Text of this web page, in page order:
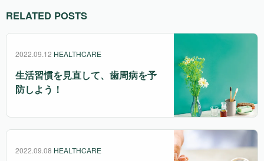
RELATED POSTS
2022.09.12 HEALTHCARE
生活習慣を見直して、歯周病を予
防しよう！
2022.09.08 HEALTHCARE